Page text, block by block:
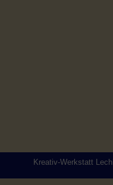
Kreativ-Werkstatt